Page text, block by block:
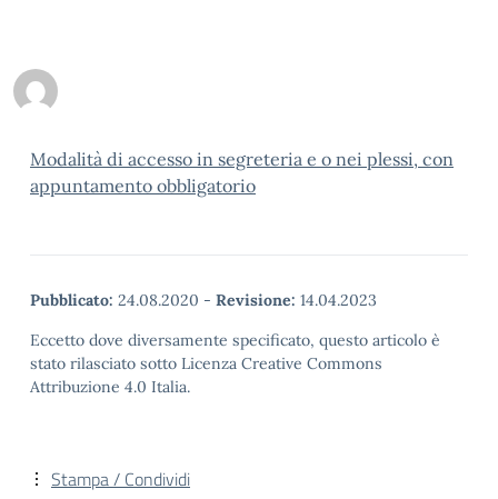
Modalità di accesso in segreteria e o nei plessi, con
appuntamento obbligatorio
Pubblicato: 24.08.2020 - Revisione: 14.04.2023
Eccetto dove diversamente specificato, questo articolo è
stato rilasciato sotto Licenza Creative Commons
Attribuzione 4.0 Italia.
Stampa / Condividi